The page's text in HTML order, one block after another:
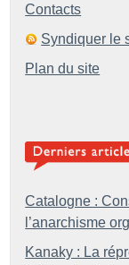
Contacts
Syndiquer le
Plan du site
Catalogne :
l’anarchisme
Kanaky : La